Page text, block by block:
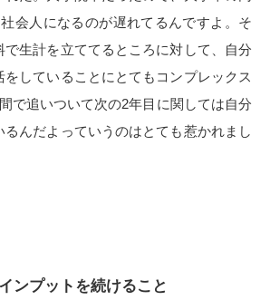
会人になるのが遅れてるんですよ。そ
生計を立ててるところに対して、自分
をしていることにとてもコンプレックス
で追いついて次の2年目に関しては自分
んだよっていうのはとても惹かれまし
ンプットを続けること